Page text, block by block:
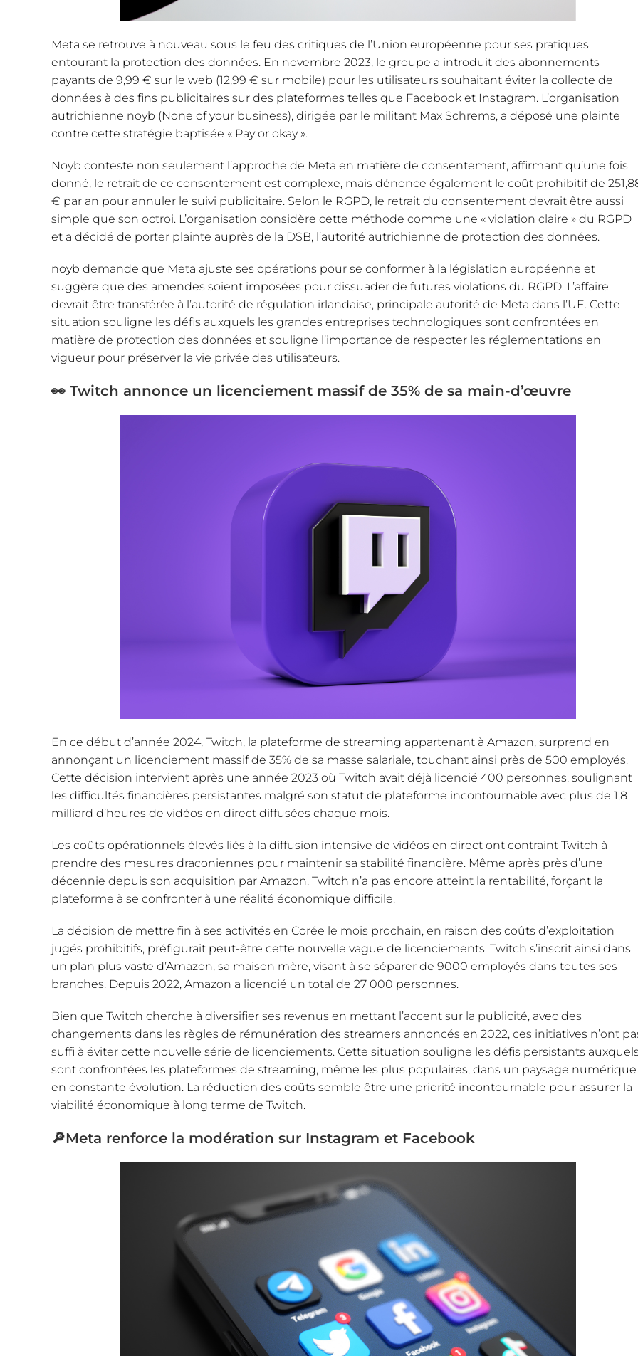
Meta se retrouve à nouveau sous le feu des critiques de l’Union européenne pour ses pratiques
entourant la protection des données. En novembre 2023, le groupe a introduit des abonnements
payants de 9,99 € sur le web (12,99 € sur mobile) pour les utilisateurs souhaitant éviter la collecte de
données à des fins publicitaires sur des plateformes telles que Facebook et Instagram. L’organisation
autrichienne noyb (None of your business), dirigée par le militant Max Schrems, a déposé une plainte
contre cette stratégie baptisée « Pay or okay ».
Noyb conteste non seulement l’approche de Meta en matière de consentement, affirmant qu’une fois
donné, le retrait de ce consentement est complexe, mais dénonce également le coût prohibitif de
€ par an pour annuler le suivi publicitaire. Selon le RGPD, le retrait du consentement devrait être aussi
simple que son octroi. L’organisation considère cette méthode comme une « violation claire » du RGPD
et a décidé de porter plainte auprès de la DSB, l’autorité autrichienne de protection des données.
noyb demande que Meta ajuste ses opérations pour se conformer à la législation européenne et
suggère que des amendes soient imposées pour dissuader de futures violations du RGPD. L’affaire
devrait être transférée à l’autorité de régulation irlandaise, principale autorité de Meta dans l’UE. Cette
situation souligne les défis auxquels les grandes entreprises technologiques sont confrontées en
matière de protection des données et souligne l’importance de respecter les réglementations en
vigueur pour préserver la vie privée des utilisateurs.
👀 Twitch annonce un licenciement massif de 35% de sa main-d’œuvre
En ce début d’année 2024, Twitch, la plateforme de streaming appartenant à Amazon, surprend en
annonçant un licenciement massif de 35% de sa masse salariale, touchant ainsi près de 500 employés.
Cette décision intervient après une année 2023 où Twitch avait déjà licencié 400 personnes, soulignant
les difficultés financières persistantes malgré son statut de plateforme incontournable avec plus de 1,8
milliard d’heures de vidéos en direct diffusées chaque mois.
Les coûts opérationnels élevés liés à la diffusion intensive de vidéos en direct ont contraint Twitch à
prendre des mesures draconiennes pour maintenir sa stabilité financière. Même après près d’une
décennie depuis son acquisition par Amazon, Twitch n’a pas encore atteint la rentabilité, forçant la
plateforme à se confronter à une réalité économique difficile.
La décision de mettre fin à ses activités en Corée le mois prochain, en raison des coûts d’exploitation
jugés prohibitifs, préfigurait peut-être cette nouvelle vague de licenciements. Twitch s’inscrit ainsi dans
un plan plus vaste d’Amazon, sa maison mère, visant à se séparer de 9000 employés dans toutes ses
branches. Depuis 2022, Amazon a licencié un total de 27 000 personnes.
Bien que Twitch cherche à diversifier ses revenus en mettant l’accent sur la publicité, avec des
changements dans les règles de rémunération des streamers annoncés en 2022, ces initiatives n’ont
suffi à éviter cette nouvelle série de licenciements. Cette situation souligne les défis persistants
sont confrontées les plateformes de streaming, même les plus populaires, dans un paysage numérique
en constante évolution. La réduction des coûts semble être une priorité incontournable pour assurer la
viabilité économique à long terme de Twitch.
🔎Meta renforce la modération sur Instagram et Facebook